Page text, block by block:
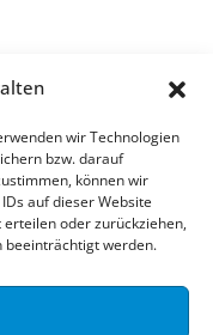
wir Technologien
bzw. darauf
können wir
auf dieser Website
oder zurückziehen,
beeinträchtigt werden.